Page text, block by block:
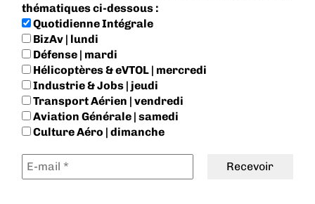
thématiques ci-dessous :
Quotidienne Intégrale
BizAv | lundi
Défense | mardi
Hélicoptères & eVTOL | mercredi
Industrie & Jobs | jeudi
Transport Aérien | vendredi
Aviation Générale | samedi
Culture Aéro | dimanche